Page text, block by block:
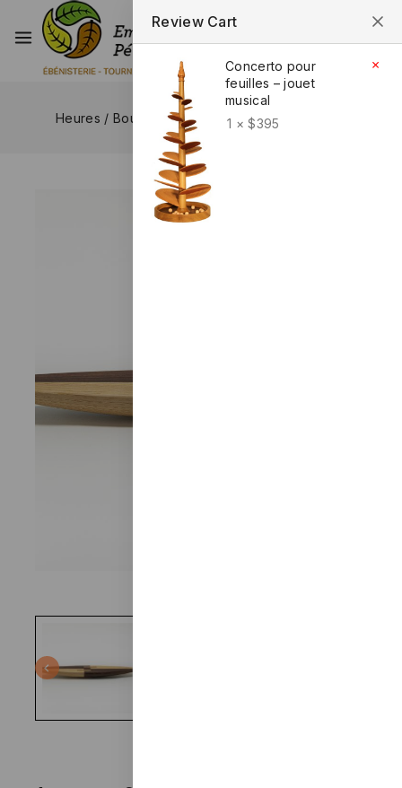
Heures / Boutique / Anagyres Anagyre – Gael
Review Cart
×
Concerto pour
feuilles – jouet
musical
1 ×$395